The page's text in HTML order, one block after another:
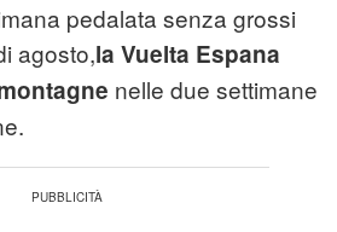
pedalata senza grossi
agosto,la Vuelta Espana
nelle due settimane